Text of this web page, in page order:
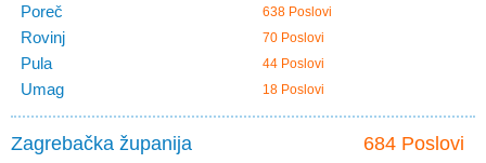
Poreč 638 Poslovi
Rovinj 70 Poslovi
Pula 44 Poslovi
Umag 18 Poslovi
684 Poslovi
Zagrebačka županija